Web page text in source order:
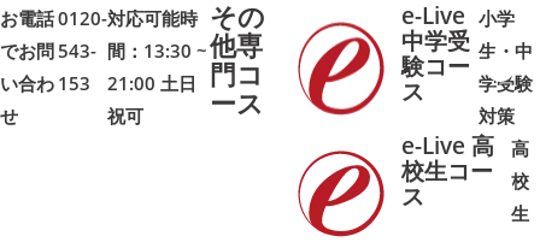
お電話
でお問
い合わ
せ
0120-
543-
153
対応可能時
間：13:30 ~
21:00 土日
祝可
その
他専
門コ
ース
e-Live
中学受
験コー
ス
小学
生・中
学受験
対策
➜➜
e-Live 高
校生コー
ス
高
校
生
➜➜